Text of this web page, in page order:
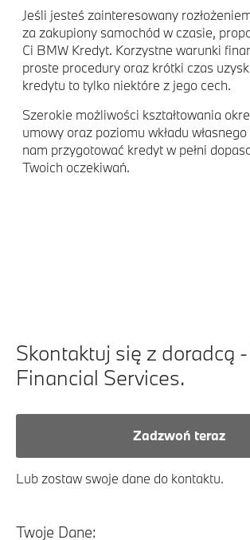
Jeśli jesteś zainteresowany
za zakupiony samochód w czasie,
Ci BMW Kredyt. Korzystne warunki
proste procedury oraz krótki czas
kredytu to tylko niektóre z jego cech.
Szerokie możliwości kształtowania
umowy oraz poziomu wkładu
nam przygotować kredyt w pełni
Twoich oczekiwań.
Skontaktuj się z doradcą
Financial Services.
Zadzwoń teraz
Lub zostaw swoje dane do kontaktu.
Twoje Dane: